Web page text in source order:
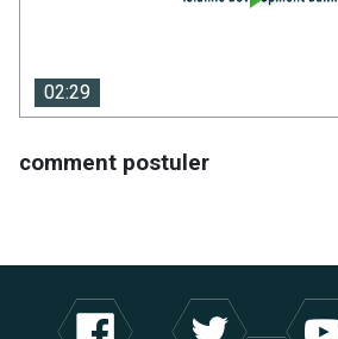
02:29
02:29
comment postuler